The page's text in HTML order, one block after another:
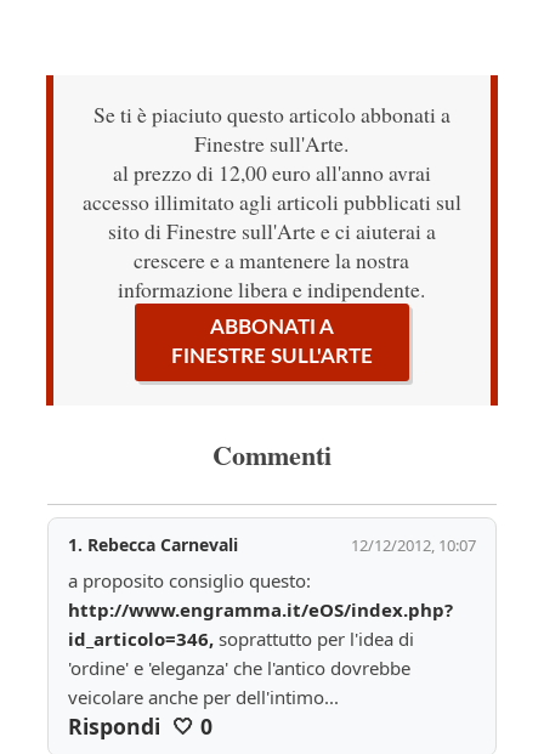
Se ti è piaciuto questo articolo abbonati a
Finestre sull'Arte.
al prezzo di 12,00 euro all'anno avrai
accesso illimitato agli articoli pubblicati sul
sito di Finestre sull'Arte e ci aiuterai a
crescere e a mantenere la nostra
informazione libera e indipendente.
ABBONATI A
FINESTRE SULL'ARTE
Commenti
1. Rebecca Carnevali 12/12/2012, 10:07
http://www.engramma.it/eOS/index.php?
id_articolo=346, soprattutto per l'idea di
'ordine' e 'eleganza' che l'antico dovrebbe
veicolare anche per dell'intimo...
Rispondi 🤍 0